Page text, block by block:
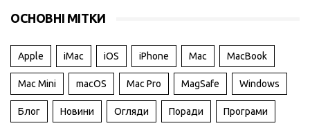
ОСНОВНІ МІТКИ
Apple iMac iOS iPhone Mac MacBook
Mac Mini macOS Mac Pro MagSafe Windows
Блог Новини Огляди Поради Програми